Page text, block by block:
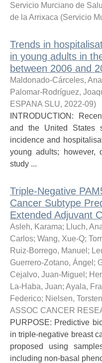
Servicio Murciano de
de la Arrixaca (Servicio
Trends in
in young adults in
between 2006 and
Maldonado-Cárceles,
Palomar-Rodríguez,
ESPANA SLU, 2022-09)
INTRODUCTION:
and the United States
incidence and
young adults; however,
study ...
Triple-Negative
Cancer Subtype
Extended Adjuvant
Asleh, Karama; Lluch,
Carlos; Wang, Xue-Q;
Ruiz-Borrego, Manuel ;
Guerrero-Zotano, Ángel ;
Cejalvo, Juan-Miguel ;
La-Haba, Juan; Ayala,
Federico; Nielsen,
ASSOC CANCER
PURPOSE: Predictive
in triple-negative breast
proposed using
including non-basal